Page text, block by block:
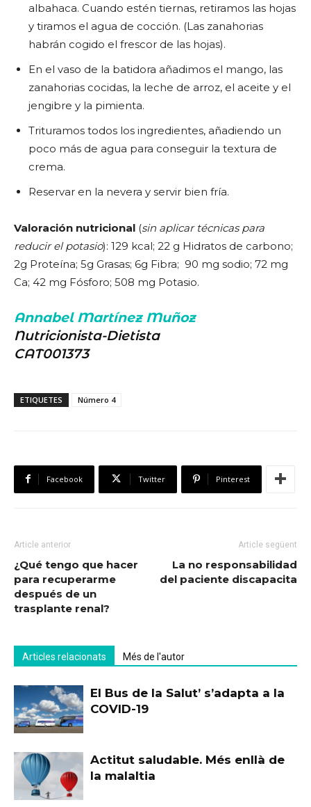
albahaca. Cuando estén tiernas, retiramos las hojas
y tiramos el agua de cocción. (Las zanahorias
habrán cogido el frescor de las hojas).
En el vaso de la batidora añadimos el mango, las
zanahorias cocidas, la leche de arroz, el aceite y el
jengibre y la pimienta.
Trituramos todos los ingredientes, añadiendo un
poco más de agua para conseguir la textura de
crema.
Reservar en la nevera y servir bien fría.
Valoración nutricional (sin aplicar técnicas para
reducir el potasio): 129 kcal; 22 g Hidratos de carbono;
2g Proteína; 5g Grasas; 6g Fibra; 90 mg sodio; 72 mg
Ca; 42 mg Fósforo; 508 mg Potasio.
Annabel Martínez Muñoz
Nutricionista-Dietista
CAT001373
ETIQUETES Número 4
Facebook Twitter Pinterest
Article anterior
¿Qué tengo que hacer
para recuperarme
después de un
trasplante renal?
Article següent
La no responsabilidad
del paciente discapacita
Articles relacionats Més de l'autor
El Bus de la Salut’ s’adapta a la
COVID-19
Actitut saludable. Més enllà de
la malaltia